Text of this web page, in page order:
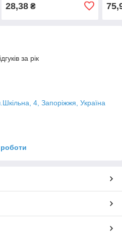
28,38₴
за рік
4, Запоріжжя, Україна